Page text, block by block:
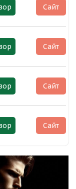
Сайт
Сайт
Сайт
Сайт